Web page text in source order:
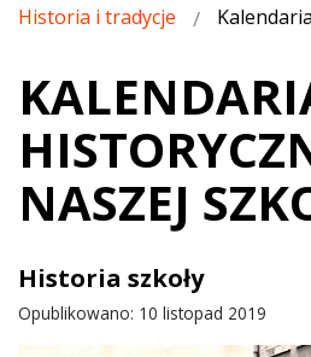
Historia i tradycje
NASZEJ
Historia szkoły
Opublikowano: 10 listopad 2019